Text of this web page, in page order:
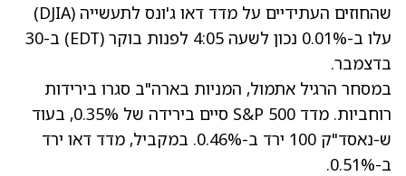
שהחוזים העתידיים על מדד דאו ג'ונס לתעשייה (DJIA)
עלו ב-0.01% נכון לשעה 4:05 לפנות בוקר (EDT) ב-30
בדצמבר.
במסחר הרגיל אתמול, המניות בארה"ב סגרו בירידות
רוחביות. מדד S&P 500 סיים בירידה של 0.35%, בעוד
ש-נאסד"ק 100 ירד ב-0.46%. במקביל, מדד דאו ירד
ב-0.51%.